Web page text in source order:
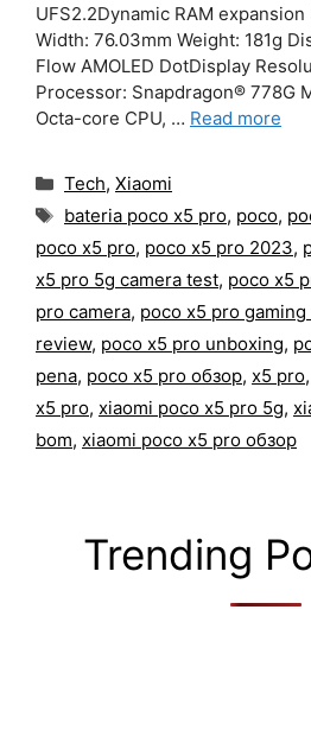
UFS2.2Dynamic RAM
Width: 76.03mm Weight: 181g
Flow AMOLED DotDisplay
Processor: Snapdragon® 778G
Octa-core CPU, … Read more
Categories
Tech, Xiaomi
Tags
bateria poco x5 pro, poco,
poco x5 pro, poco x5 pro 2023,
x5 pro 5g camera test, poco x5
pro camera, poco x5 pro
review, poco x5 pro unboxing,
pena, poco x5 pro обзор, x5 pro,
x5 pro, xiaomi poco x5 pro 5g,
bom, xiaomi poco x5 pro обзор
Trending